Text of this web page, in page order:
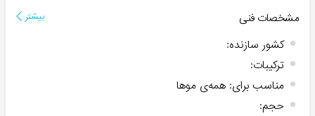
مشخصات فنی بیشتر
کشور سازنده:
ترکیبات:
مناسب برای: همه‌ی موها
حجم: